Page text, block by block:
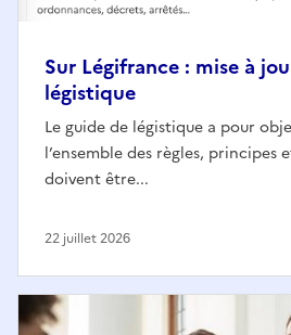
Sur Légifrance : mise à
légistique
Le guide de légistique a pour
l’ensemble des règles, principes
doivent être...
22 juillet 2026